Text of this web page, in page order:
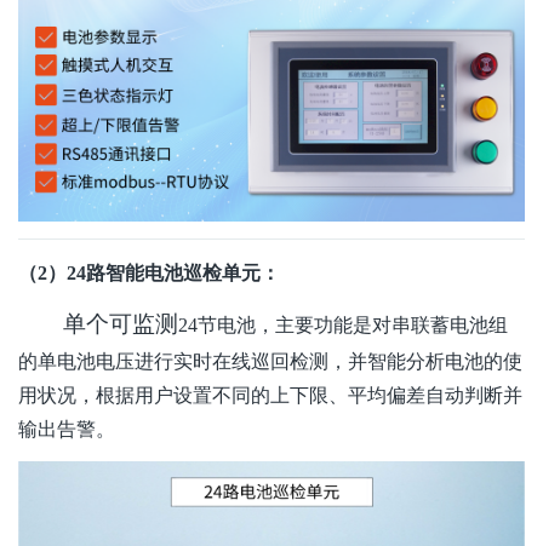
（2）24路智能电池巡检单元：
单个可监测 24节电池，主要功能是对串联蓄电池组
的单电池电压进行实时在线巡回检测，并智能分析电池的使
用状况，根据用户设置不同的上下限、平均偏差自动判断并
输出告警。